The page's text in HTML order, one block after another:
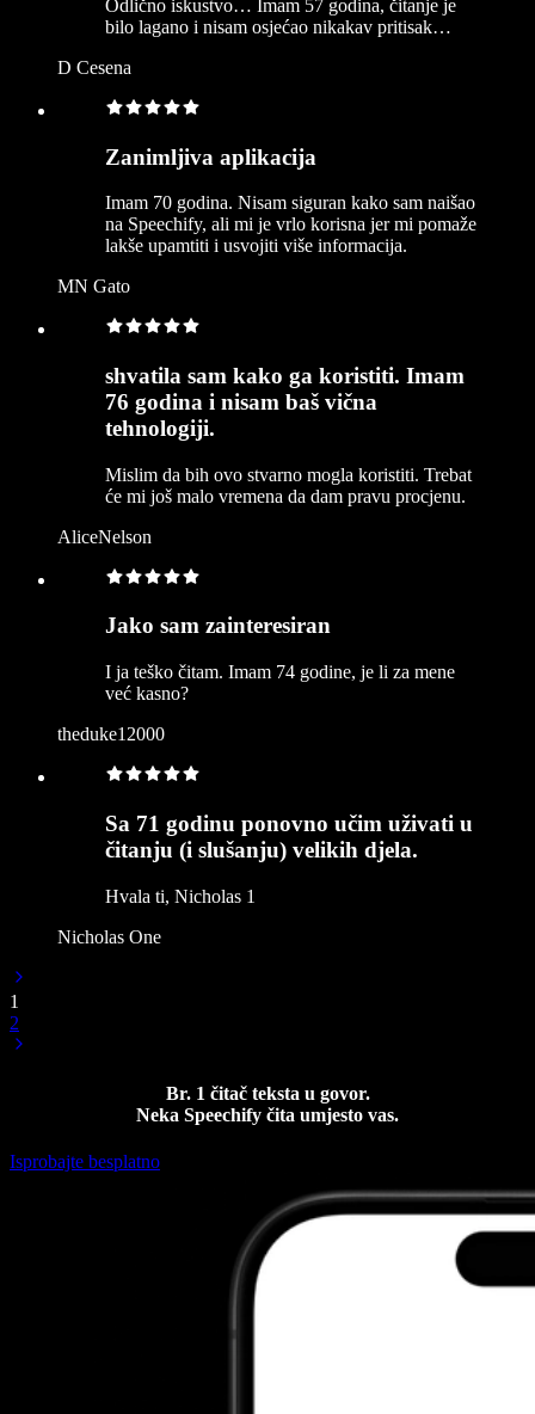
Odlično iskustvo… Imam 57 godina, čitanje je
bilo lagano i nisam osjećao nikakav pritisak…
D Cesena
Zanimljiva aplikacija
Imam 70 godina. Nisam siguran kako sam naišao
na Speechify, ali mi je vrlo korisna jer mi pomaže
lakše upamtiti i usvojiti više informacija.
MN Gato
shvatila sam kako ga koristiti. Imam
76 godina i nisam baš vična
tehnologiji.
Mislim da bih ovo stvarno mogla koristiti. Trebat
će mi još malo vremena da dam pravu procjenu.
AliceNelson
Jako sam zainteresiran
I ja teško čitam. Imam 74 godine, je li za mene
već kasno?
theduke12000
Sa 71 godinu ponovno učim uživati u
čitanju (i slušanju) velikih djela.
Hvala ti, Nicholas 1
Nicholas One
1
2
Br. 1 čitač teksta u govor.
Neka Speechify čita umjesto vas.
Isprobajte besplatno